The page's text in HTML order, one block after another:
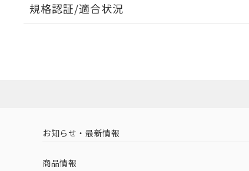
EU RoHS 注意事項・凡例
中国 RoHS 注意事項・凡例
規格認証/適合状況
お知らせ・最新情報
商品情報